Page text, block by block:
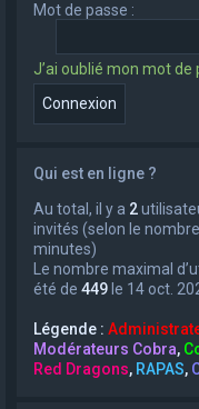
Mot de passe :
J’ai oublié mon mot de
Qui est en ligne ?
Au total, il y a 2
invités (selon le
minutes)
Le nombre maximal
été de 449 le 14 oct.
Légende :
Modérateurs Cobra,
Red Dragons, RAPAS,